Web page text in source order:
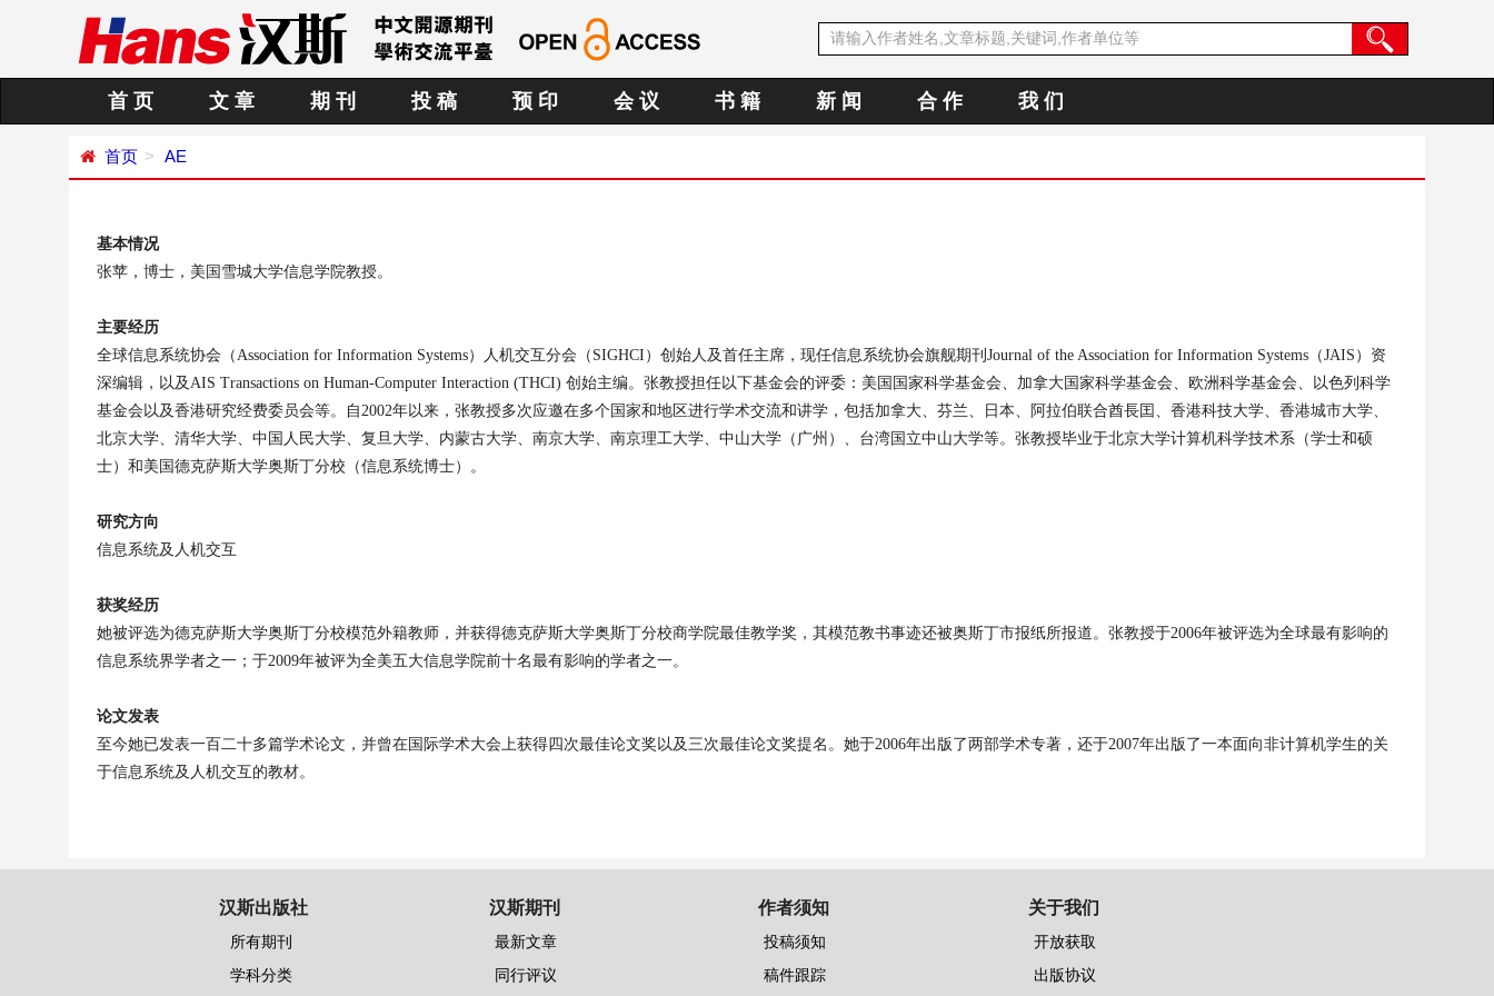
首 页 文 章 期 刊 投 稿 预 印 会 议 书 籍 新 闻 合 作 我 们
首页 AE
基本情况
张苹，博士，美国雪城大学信息学院教授。
主要经历
全球信息系统协会（Association for Information Systems）人机交互分会（ SIGHCI ）创始人及首任主席，现任信息系统协会旗舰期刊 Journal of the Association for Information Systems （JAIS ）资
深编辑，以及AIS Transactions on Human-Computer Interaction (THCI) 创始主编。张教授担任以下基金会的评委 ： 美国国家科学基金会、加拿大国家科学基金会、欧洲科学基金会、以色列科学
基金会以及香港研究经费委员会等。自2002年以来，张教授多次应邀在多个国家和地区进行学术交流和讲学，包括加拿大、芬兰、日本、阿拉伯联合酋長囯、香港科技大学、香港城市大学、
北京大学、清华大学、中国人民大学、复旦大学、内蒙古大学、南京大学、南京理工大学、中山大学（广州）、台湾国立中山大学等。 张教授毕业于北京大学计算机科学技术系（学士和硕
士）和美国德克萨斯大学奥斯丁分校（信息系统博士）。
研究方向
信息系统及人机交互
获奖经历
她被评选为德克萨斯大学奥斯丁分校模范外籍教师，并获得德克萨斯大学奥斯丁分校商学院最佳教学奖，其模范教书事迹还被奥斯丁市报纸所报道。张教授于2006年被评选为全球最有影响的
信息系统界学者之一；于2009年被评为全美五大信息学院前十名最有影响的学者之一。
论文发表
至今她已发表一百二十多篇学术论文，并曾在国际学术大会上获得四次最佳论文奖以及三次最佳论文奖提名。她于2006年出版了两部学术专著，还于2007年出版了一本面向非计算机学生的关
于信息系统及人机交互的教材。
汉斯出版社
所有期刊
学科分类
汉斯期刊
最新文章
同行评议
作者须知
投稿须知
稿件跟踪
关于我们
开放获取
出版协议